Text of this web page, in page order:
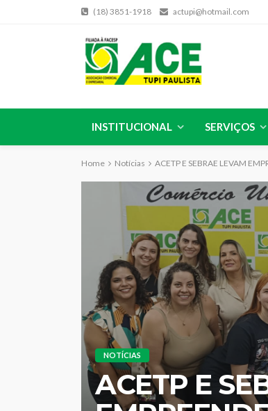
(18) 3851-1918 actupi@hotmail.com
INSTITUCIONAL SERVIÇOS
Home Notícias ACETP E SEBRAE LEVAM
NOTÍCIAS
ACETP E